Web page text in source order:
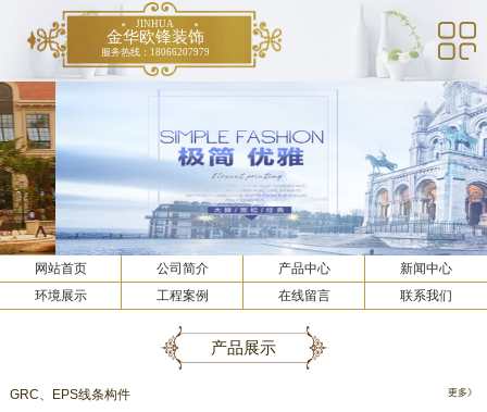
JINHUA
金华欧锋装饰
服务热线：18066207979
网站首页 公司简介 产品中心
新闻中心
环境展示
工程案例 在线留言 联系我们
产品展示
GRC、EPS线条构件 更多》